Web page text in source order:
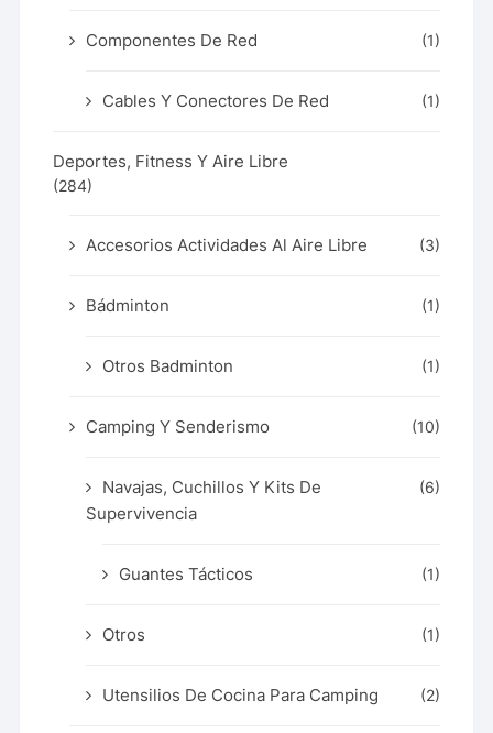
Componentes De Red (1)
Cables Y Conectores De Red (1)
Deportes, Fitness Y Aire Libre
(284)
Accesorios Actividades Al Aire Libre (3)
Bádminton (1)
Otros Badminton (1)
Camping Y Senderismo (10)
Navajas, Cuchillos Y Kits De
Supervivencia
(6)
Guantes Tácticos (1)
Otros (1)
Utensilios De Cocina Para Camping (2)